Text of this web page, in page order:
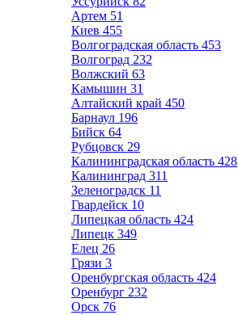
Артем 51
Киев 455
Волгоградская область 453
Волгоград 232
Волжский 63
Камышин 31
Алтайский край 450
Барнаул 196
Бийск 64
Рубцовск 29
Калининградская область 428
Калининград 311
Зеленоградск 11
Гвардейск 10
Липецкая область 424
Липецк 349
Елец 26
Грязи 3
Оренбургская область 424
Оренбург 232
Орск 76